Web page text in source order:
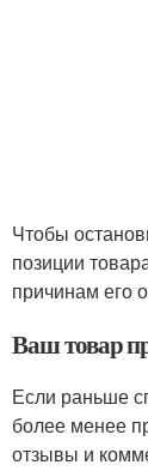
Чтобы
позиции
причинам его
Ваш товар
Если раньше
более менее
отзывы и